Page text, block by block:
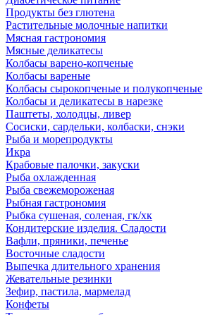
Продукты без глютена
Растительные молочные напитки
Мясная гастрономия
Мясные деликатесы
Колбасы варено-копченые
Колбасы вареные
Колбасы сырокопченые и полукопченые
Колбасы и деликатесы в нарезке
Паштеты, холодцы, ливер
Сосиски, сардельки, колбаски, снэки
Рыба и морепродукты
Икра
Крабовые палочки, закуски
Рыба охлажденная
Рыба свежемороженая
Рыбная гастрономия
Рыбка сушеная, соленая, гк/хк
Кондитерские изделия. Сладости
Вафли, пряники, печенье
Восточные сладости
Выпечка длительного хранения
Жевательные резинки
Зефир, пастила, мармелад
Конфеты